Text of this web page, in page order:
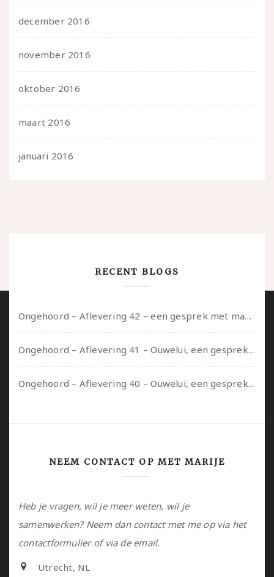
december 2016
november 2016
oktober 2016
maart 2016
januari 2016
RECENT BLOGS
Ongehoord – Aflevering 42 – een gesprek met marijn over seksueel opbloeien, het ouderschap uitvinden en verschillende leeftijden in je mee dragen
Ongehoord – Aflevering 41 – Ouwelui, een gesprek met Marcelle over polyamorie op latere leeftijd, (mantel)zorg voor je partners en seksueel plezier.
Ongehoord – Aflevering 40 – Ouwelui, een gesprek met Sadie Lune over vormende relaties en de geschiedenis van de queer pornobeweging
NEEM CONTACT OP MET MARIJE
Heb je vragen, wil je meer weten, wil je
samenwerken? Neem dan contact met me op via het
contactformulier of via de email.
Utrecht, NL